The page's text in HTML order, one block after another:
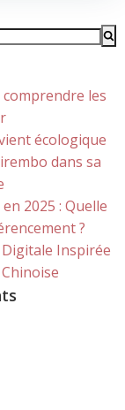
les
écologique
dans sa
2025 : Quelle
?
Inspirée